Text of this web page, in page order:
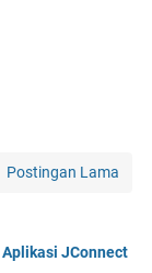
Postingan Lama
JConnect